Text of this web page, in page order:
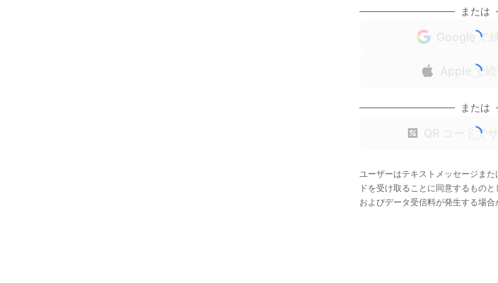
または
Google で
Apple で続
または
QR コードで
ユーザーはテキストメッセージま
ドを受け取ることに同意するもの
およびデータ受信料が発生する場合